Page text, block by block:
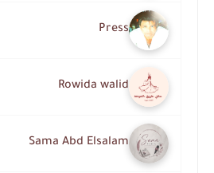
Press
Rowida walid
Sama Abd Elsalam